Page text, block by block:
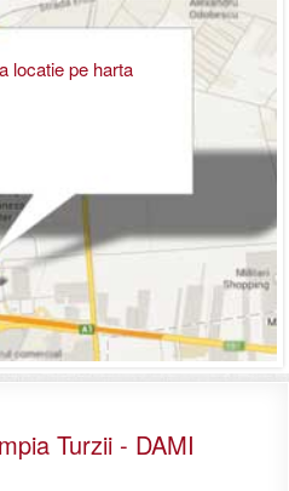
locatie pe harta
Turzii - DAMI